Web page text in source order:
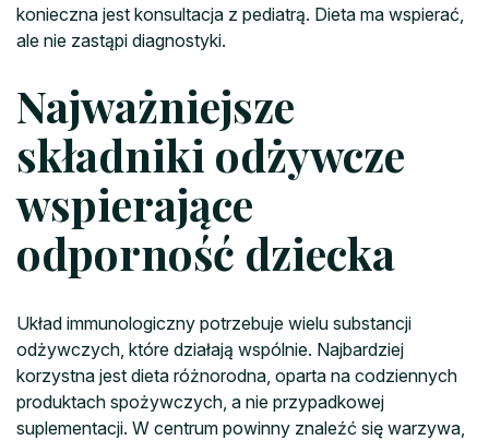
konieczna jest konsultacja z pediatrą. Dieta ma wspierać,
ale nie zastąpi diagnostyki.
Najważniejsze
składniki odżywcze
wspierające
odporność dziecka
Układ immunologiczny potrzebuje wielu substancji
odżywczych, które działają wspólnie. Najbardziej
korzystna jest dieta różnorodna, oparta na codziennych
produktach spożywczych, a nie przypadkowej
suplementacji. W centrum powinny znaleźć się warzywa,